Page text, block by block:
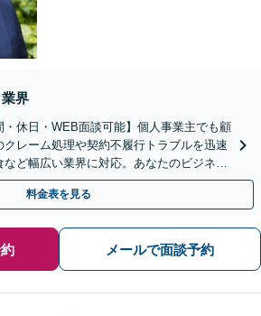
界
・休日・WEB面談可能】個人事業主でも顧
レーム処理や契約不履行トラブルを迅速
ど幅広い業界に対応。あなたのビジネス
トします。
料金表を見る
メールで面談予約